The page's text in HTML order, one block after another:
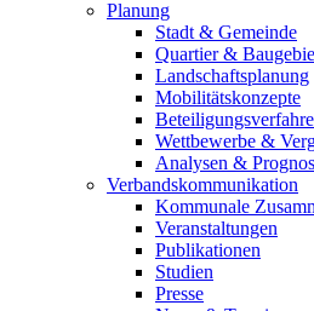
Planung
Stadt & Gemeinde
Quartier &
Landschaftsplanung
Mobilitätskonzepte
Wettbewerbe &
Analysen &
Verbandskommunikation
Kommunale
Veranstaltungen
Publikationen
Studien
Presse